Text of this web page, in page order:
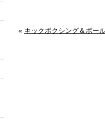
« キックボクシング＆ボー